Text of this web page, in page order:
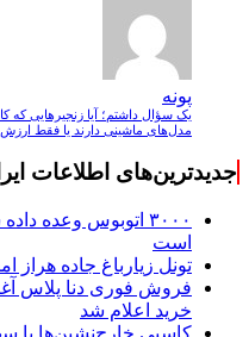
پونه
یک سؤال داشتم؛ آیا زنجیرهایی که
مدل‌های ماشینی دارند یا فقط ارزش
جدیدترین‌های اطلاعات
۳۰۰۰ اتوبوس وعده
است
تونل زیارباغ جاده
فروش فوری دنا پلاس
خرید اعلام شد